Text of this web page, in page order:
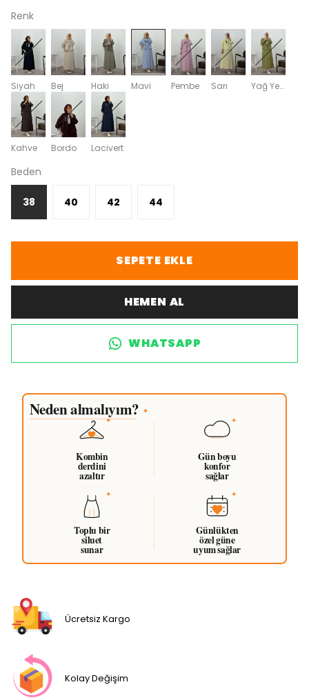
Renk
Siyah Bej Haki Mavi Pembe Sarı Yağ Yeşili
Kahve Bordo Lacivert
Beden
38 40 42 44
SEPETE EKLE
HEMEN AL
WHATSAPP
Neden almalıyım? ✦
Kombin
derdini
azaltır
Gün boyu
konfor
sağlar
Toplu bir
siluet
sunar
Günlükten
özel güne
uyum sağlar
Ücretsiz Kargo
Kolay Değişim